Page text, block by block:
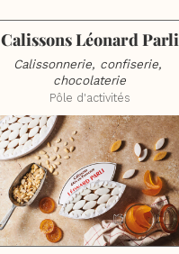
Calissons Léonard Parli
Calissonnerie, confiserie,
chocolaterie
Pôle d'activités